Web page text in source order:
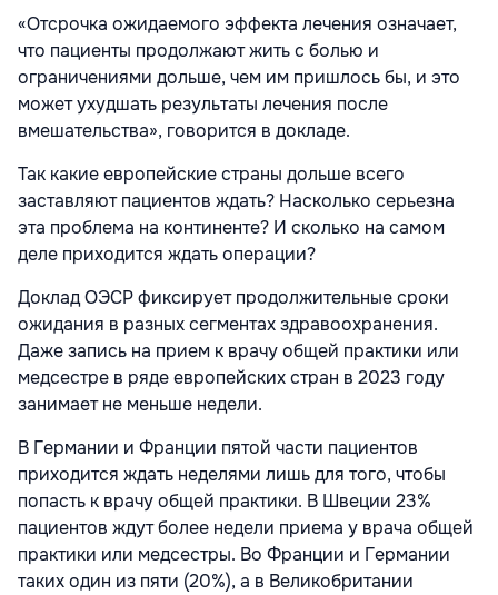
«Отсрочка ожидаемого эффекта лечения означает,
что пациенты продолжают жить с болью и
ограничениями дольше, чем им пришлось бы, и это
может ухудшать результаты лечения после
вмешательства», говорится в докладе.
Так какие европейские страны дольше всего
заставляют пациентов ждать? Насколько серьезна
эта проблема на континенте? И сколько на самом
деле приходится ждать операции?
Доклад ОЭСР фиксирует продолжительные сроки
ожидания в разных сегментах здравоохранения.
Даже запись на прием к врачу общей практики или
медсестре в ряде европейских стран в 2023 году
занимает не меньше недели.
В Германии и Франции пятой части пациентов
приходится ждать неделями лишь для того, чтобы
попасть к врачу общей практики. В Швеции 23%
пациентов ждут более недели приема у врача общей
практики или медсестры. Во Франции и Германии
таких один из пяти (20%), а в Великобритании